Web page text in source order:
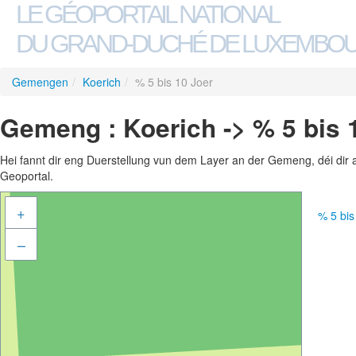
LE GÉOPORTAIL NATIONAL
DU GRAND-DUCHÉ DE
Gemengen / Koerich / % 5 bis 10 Joer
Gemeng : Koerich -> % 5 bis
Hei fannt dir eng Duerstellung vun dem Layer an der Gemeng, déi
Geoportal.
+
–
% 5